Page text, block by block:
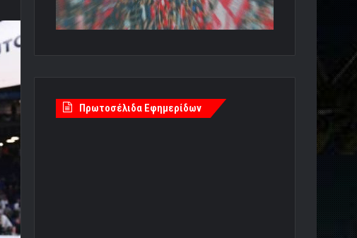
Πρωτοσέλιδα Εφημερίδων